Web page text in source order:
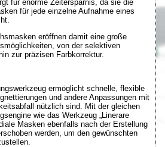
für enorme Zeitersparnis, da sie die
für jede einzelne Aufnahme eines
eröffnen damit eine große
von der selektiven
zur präzisen Farbkorrektur.
ermöglicht schnelle, flexible
und andere Anpassungen mit
nützlich sind. Mit der gleichen
wie das Werkzeug „Linerare
Masken ebenfalls nach der Erstellung
werden, um den gewünschten